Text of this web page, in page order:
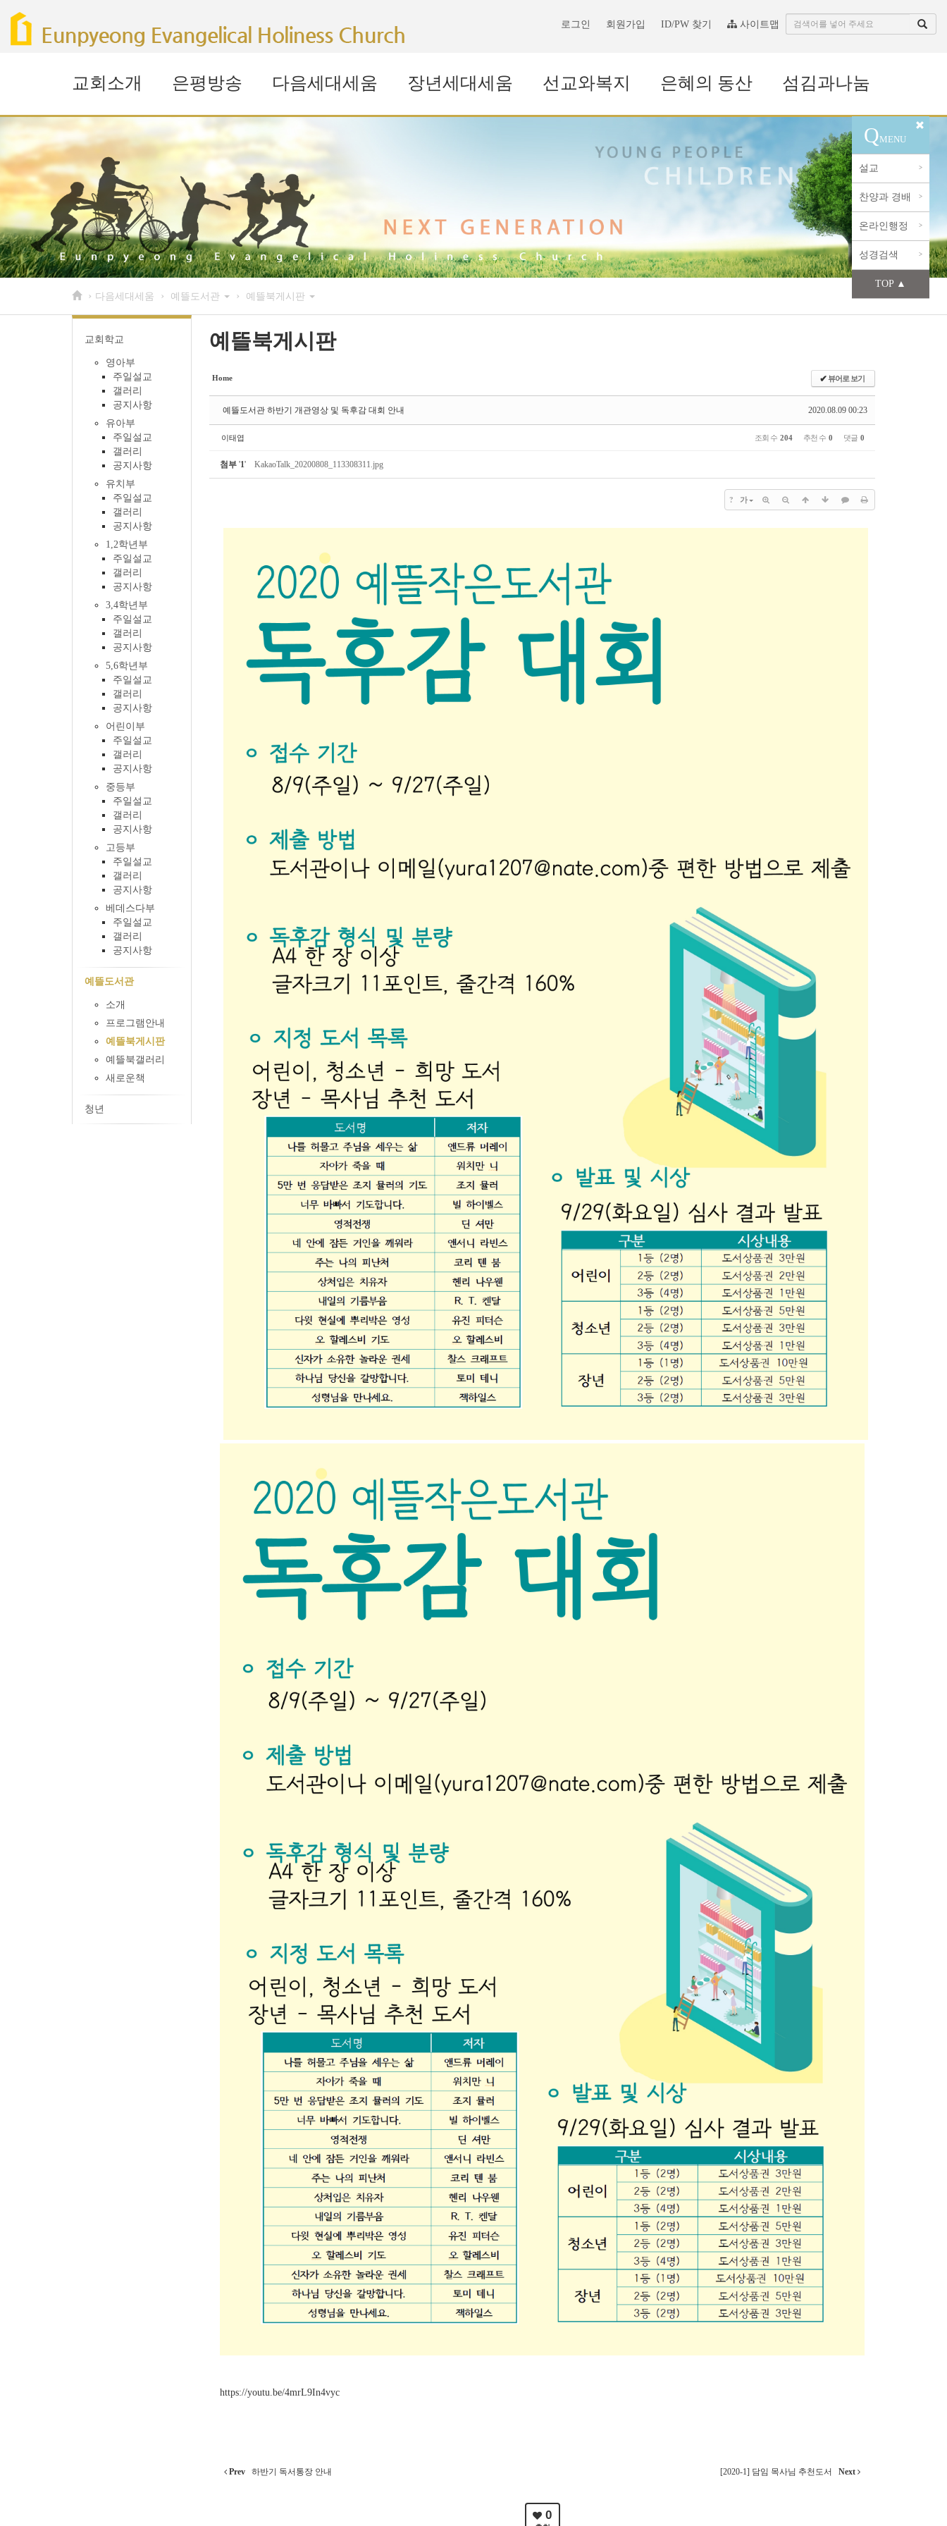
QMENU
설교 >
찬양과 경배 >
온라인행정 >
성경검색 >
TOP ▲
로그인 회원가입 ID/PW 찾기 사이트맵
교회소개 은평방송 다음세대세움 장년세대세움 선교와복지 은혜의 동산 섬김과나눔
› 다음세대세움 › 예뜰도서관 › 예뜰북게시판
교회학교
영아부
주일설교
갤러리
공지사항
유아부
주일설교
갤러리
공지사항
유치부
주일설교
갤러리
공지사항
1,2학년부
주일설교
갤러리
공지사항
3,4학년부
주일설교
갤러리
공지사항
5,6학년부
주일설교
갤러리
공지사항
어린이부
주일설교
갤러리
공지사항
중등부
주일설교
갤러리
공지사항
고등부
주일설교
갤러리
공지사항
베데스다부
주일설교
갤러리
공지사항
예뜰도서관
소개
프로그램안내
예뜰북게시판
예뜰북갤러리
새로운책
청년
예뜰북게시판
Home ✔뷰어로 보기
2020.08.09 00:23
예뜰도서관 하반기 개관영상 및 독후감 대회 안내
이태엽 조회 수 204 추천 수 0 댓글 0
첨부 '1' KakaoTalk_20200808_113308311.jpg
? 가
https://youtu.be/4mrL9In4vyc
Prev 하반기 독서통장 안내 [2020-1] 담임 목사님 추천도서 Next
0